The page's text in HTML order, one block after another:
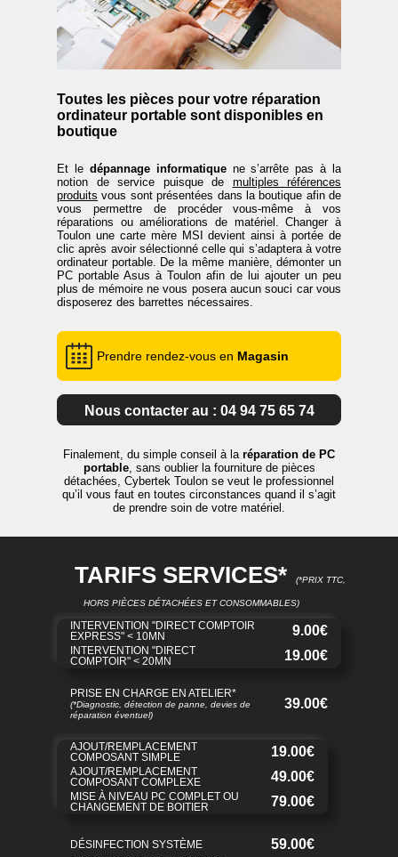
Toutes les pièces pour votre réparation
ordinateur portable sont disponibles en
boutique
Et le dépannage informatiquene s’arrête pas à la
notion de service puisque de multiples références
produits vous sont présentées dans la boutique afin de
vous permettre de procéder vous-même à vos
réparations ou améliorations de matériel. Changer à
Toulon une carte mère MSI devient ainsi à portée de
clic après avoir sélectionné celle qui s’adaptera à votre
ordinateur portable. De la même manière, démonter un
PC portable Asus à Toulon afin de lui ajouter un peu
plus de mémoire ne vous posera aucun souci car vous
disposerez des barrettes nécessaires.
Prendre rendez-vous en Magasin
Nous contacter au : 04 94 75 65 74
Finalement, du simple conseil à la réparation de PC
portable, sans oublier la fourniture de pièces
détachées, Cybertek Toulon se veut le professionnel
qu’il vous faut en toutes circonstances quand il s’agit
de prendre soin de votre matériel.
TARIFS SERVICES* (*PRIX TTC,
HORS PIÈCES DÉTACHÉES ET CONSOMMABLES)
INTERVENTION "DIRECT COMPTOIR
EXPRESS" < 10MN
9.00€
INTERVENTION "DIRECT
COMPTOIR" < 20MN
19.00€
PRISE EN CHARGE EN ATELIER*
(*Diagnostic, détection de panne, devies de
réparation éventuel)
39.00€
AJOUT/REMPLACEMENT
COMPOSANT SIMPLE
19.00€
AJOUT/REMPLACEMENT
COMPOSANT COMPLEXE
49.00€
MISE À NIVEAU PC COMPLET OU
CHANGEMENT DE BOITIER
79.00€
DÉSINFECTION SYSTÈME 59.00€